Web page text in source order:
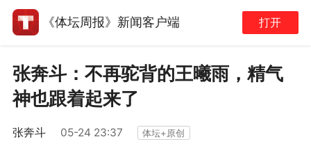
《体坛周报》新闻客户端 打开
张奔斗：不再驼背的王曦雨，精气
神也跟着起来了
张奔斗 05-24 23:37 体坛+原创